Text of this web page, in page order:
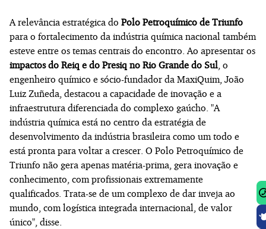
A relevância estratégica do Polo Petroquímico de Triunfo
para o fortalecimento da indústria química nacional também
esteve entre os temas centrais do encontro. Ao apresentar os
impactos do Reiq e do Presiq no Rio Grande do Sul, o
engenheiro químico e sócio-fundador da MaxiQuim, João
Luiz Zuñeda, destacou a capacidade de inovação e a
infraestrutura diferenciada do complexo gaúcho. "A
indústria química está no centro da estratégia de
desenvolvimento da indústria brasileira como um todo e
está pronta para voltar a crescer. O Polo Petroquímico de
Triunfo não gera apenas matéria-prima, gera inovação e
conhecimento, com profissionais extremamente
qualificados. Trata-se de um complexo de dar inveja ao
mundo, com logística integrada internacional, de valor
único", disse.